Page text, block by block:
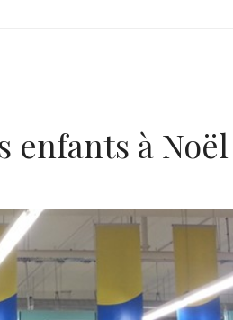
enfants à Noël